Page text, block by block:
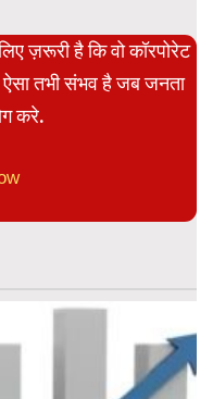
ज़रूरी है कि वो कॉरपोरेट
तभी संभव है जब जनता
करे.